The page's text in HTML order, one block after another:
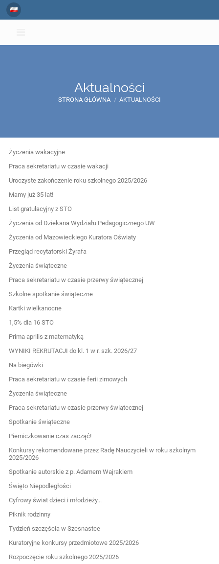
Aktualności
STRONA GŁÓWNA / AKTUALNOŚCI
Aktualności
Życzenia wakacyjne
Praca sekretariatu w czasie wakacji
Uroczyste zakończenie roku szkolnego 2025/2026
Mamy już 35 lat!
List gratulacyjny z STO
Życzenia od Dziekana Wydziału Pedagogicznego UW
Życzenia od Mazowieckiego Kuratora Oświaty
Przegląd recytatorski Żyrafa
Życzenia świąteczne
Praca sekretariatu w czasie przerwy świątecznej
Szkolne spotkanie świąteczne
Kartki wielkanocne
1,5% dla 16 STO
Prima aprilis z matematyką
WYNIKI REKRUTACJI do kl. 1 w r. szk. 2026/27
Na biegówki
Praca sekretariatu w czasie ferii zimowych
Życzenia świąteczne
Praca sekretariatu w czasie przerwy świątecznej
Spotkanie świąteczne
Pierniczkowanie czas zacząć!
Konkursy rekomendowane przez Radę Nauczycieli w roku szkolnym
2025/2026
Spotkanie autorskie z p. Adamem Wajrakiem
Święto Niepodległości
Cyfrowy świat dzieci i młodzieży...
Piknik rodzinny
Tydzień szczęścia w Szesnastce
Kuratoryjne konkursy przedmiotowe 2025/2026
Rozpoczęcie roku szkolnego 2025/2026